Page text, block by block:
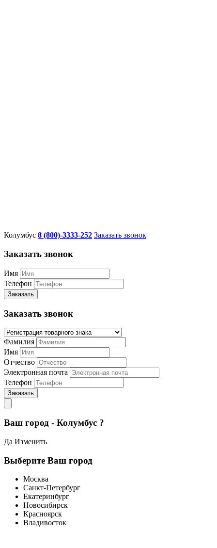
Колумбус 8 (800)-3333-252 Заказать звонок
Заказать звонок
Имя
Телефон
Заказать
Заказать звонок
Фамилия
Имя
Отчество
Электронная почта
Телефон
Заказать
Ваш город - Колумбус ?
Да Изменить
Выберите Ваш город
Москва
Санкт-Петербург
Екатеринбург
Новосибирск
Красноярск
Владивосток